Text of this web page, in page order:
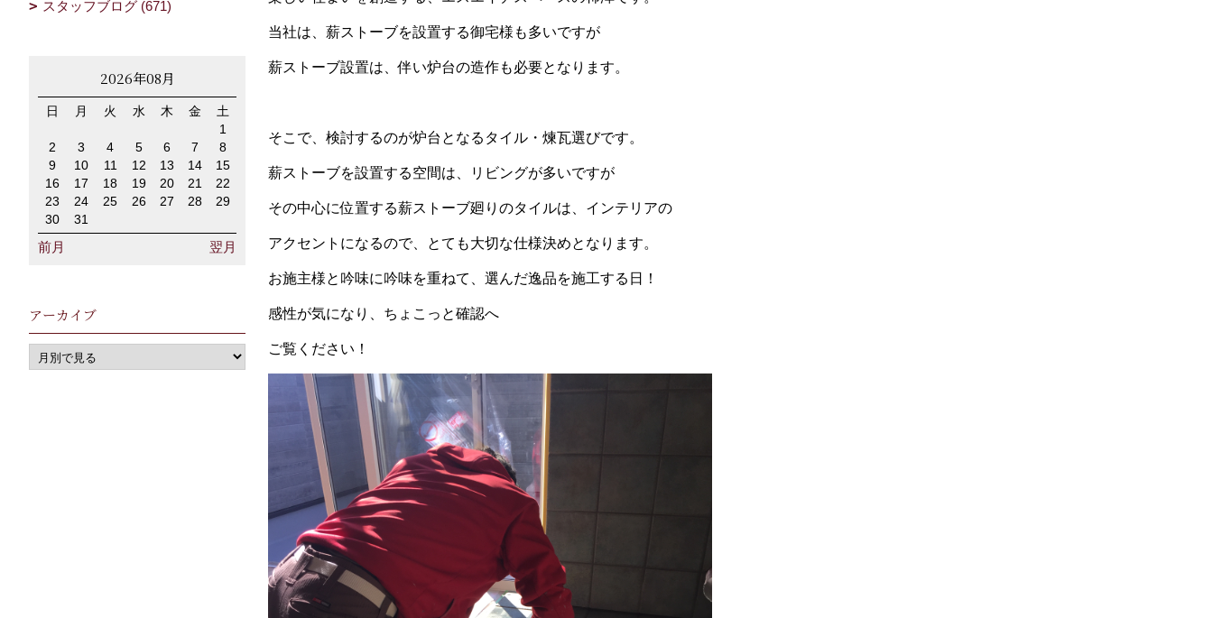
当社は、薪ストーブを設置する御宅様も多いですが
薪ストーブ設置は、伴い炉台の造作も必要となります。
そこで、検討するのが炉台となるタイル・煉瓦選びです。
薪ストーブを設置する空間は、リビングが多いですが
その中心に位置する薪ストーブ廻りのタイルは、インテリアの
アクセントになるので、とても大切な仕様決めとなります。
お施主様と吟味に吟味を重ねて、選んだ逸品を施工する日！
感性が気になり、ちょこっと確認へ
ご覧ください！
スタッフブログ (671)
2026年08月
日 月 火 水 木 金
土
1
2
3 4 5 6 7
8
9
10 11 12 13 14
15
16
17 18 19 20 21
22
23
24 25 26 27 28
29
30
31
前月 翌月
アーカイブ